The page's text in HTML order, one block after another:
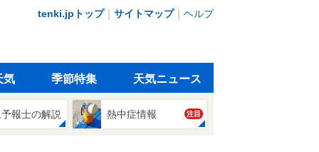
tenki.jpトップ｜ サイトマップ｜ ヘルプ
気 季節特集 天気ニュース
報士の解説 熱中症情報 注目